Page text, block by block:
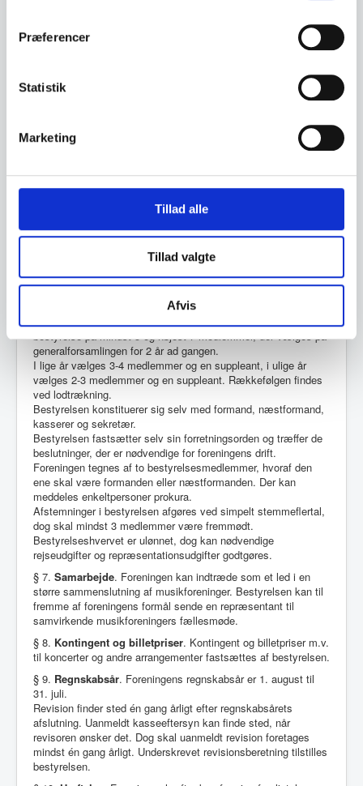
Præferencer
Statistik
Marketing
Tillad alle
Tillad valgte
Afvis
Eventuelt.
gangen i ulige år.
Genvalg til samtlige poster kan finde sted.
formanden i hænde senest 8 dage før generalforsamlingen.
Alle afgørelser på generalforsamlingen tages ved simpelt
stemmeflertal (se dog § 11 og 12). Kun medlemmer med gyldig
Ekstraordinær generalforsamling kan indkaldes af bestyrelsen
eller ved skriftlig begæring af mindst 1/3 af medlemmerne.
Ekstraordinær generalforsamling indkaldes med mindst 14
dages varsel, senest 3 uger efter at evt. begæringen er
ekstraordinær generalforsamling kan optages til debat og
§ 6.Bestyrelse. Foreningens anliggender varetages af en
bestyrelse på mindst 5 og højest 7 medlemmer, der vælges på
generalforsamlingen for 2 år ad gangen.
I lige år vælges 3-4 medlemmer og en suppleant, i ulige år
vælges 2-3 medlemmer og en suppleant. Rækkefølgen findes
ved lodtrækning.
Bestyrelsen konstituerer sig selv med formand, næstformand,
kasserer og sekretær.
Bestyrelsen fastsætter selv sin forretningsorden og træffer de
beslutninger, der er nødvendige for foreningens drift.
Foreningen tegnes af to bestyrelsesmedlemmer, hvoraf den
ene skal være formanden eller næstformanden. Der kan
meddeles enkeltpersoner prokura.
Afstemninger i bestyrelsen afgøres ved simpelt stemmeflertal,
dog skal mindst 3 medlemmer være fremmødt.
Bestyrelseshvervet er ulønnet, dog kan nødvendige
rejseudgifter og repræsentationsudgifter godtgøres.
§ 7. Samarbejde. Foreningen kan indtræde som et led i en
større sammenslutning af musikforeninger. Bestyrelsen kan til
fremme af foreningens formål sende en repræsentant til
samvirkende musikforeningers fællesmøde.
§ 8. Kontingent og billetpriser. Kontingent og billetpriser m.v.
til koncerter og andre arrangementer fastsættes af bestyrelsen.
§ 9. Regnskabsår. Foreningens regnskabsår er 1. august til
31. juli.
Revision finder sted én gang årligt efter regnskabsårets
afslutning. Uanmeldt kasseeftersyn kan finde sted, når
revisoren ønsker det. Dog skal uanmeldt revision foretages
mindst én gang årligt. Underskrevet revisionsberetning tilstilles
bestyrelsen.